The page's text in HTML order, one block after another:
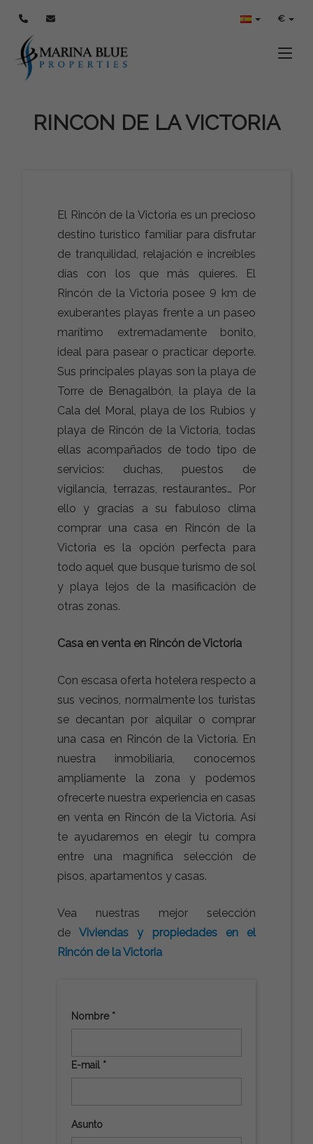
€
RINCON DE LA VICTORIA
El Rincón de la Victoria es un precioso
destino turístico familiar para disfrutar
de tranquilidad, relajación e increíbles
días con los que más quieres. El
Rincón de la Victoria posee 9 km de
exuberantes playas frente a un paseo
marítimo extremadamente bonito,
ideal para pasear o practicar deporte.
Sus principales playas son la playa de
Torre de Benagalbón, la playa de la
Cala del Moral, playa de los Rubios y
playa de Rincón de la Victoria, todas
ellas acompañados de todo tipo de
servicios: duchas, puestos de
vigilancia, terrazas, restaurantes… Por
ello y gracias a su fabuloso clima
comprar una casa en Rincón de la
Victoria es la opción perfecta para
todo aquel que busque turismo de sol
y playa lejos de la masificación de
otras zonas.
Casa en venta en Rincón de Victoria
Con escasa oferta hotelera respecto a
sus vecinos, normalmente los turistas
se decantan por alquilar o comprar
una casa en Rincón de la Victoria. En
nuestra inmobiliaria, conocemos
ampliamente la zona y podemos
ofrecerte nuestra experiencia en casas
en venta en Rincón de la Victoria. Así
te ayudaremos en elegir tu compra
entre una magnífica selección de
pisos, apartamentos y casas.
Vea nuestras mejor selección
deViviendas y propiedades en el
Rincón de la Victoria
Nombre *
E-mail *
Asunto